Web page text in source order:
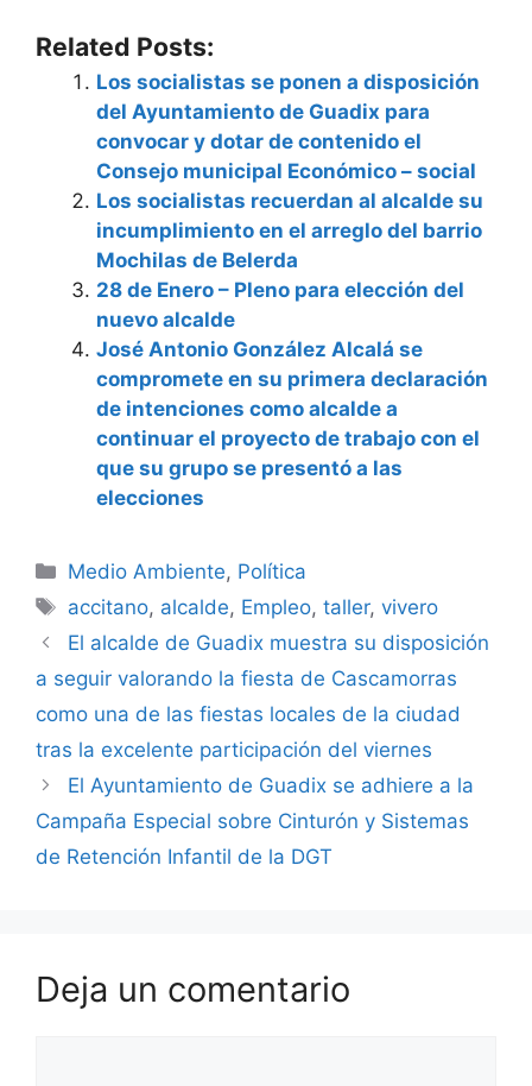
Related Posts:
Los socialistas se ponen a disposición
del Ayuntamiento de Guadix para
convocar y dotar de contenido el
Consejo municipal Económico – social
Los socialistas recuerdan al alcalde su
incumplimiento en el arreglo del barrio
Mochilas de Belerda
28 de Enero – Pleno para elección del
nuevo alcalde
José Antonio González Alcalá se
compromete en su primera declaración
de intenciones como alcalde a
continuar el proyecto de trabajo con el
que su grupo se presentó a las
elecciones
Categorías
Medio Ambiente, Política
Etiquetas
accitano, alcalde, Empleo,taller,vivero
El alcalde de Guadix muestra su disposición
a seguir valorando la fiesta de Cascamorras
como una de las fiestas locales de la ciudad
tras la excelente participación del viernes
El Ayuntamiento de Guadix se adhiere a la
Campaña Especial sobre Cinturón y Sistemas
de Retención Infantil de la DGT
Deja un comentario